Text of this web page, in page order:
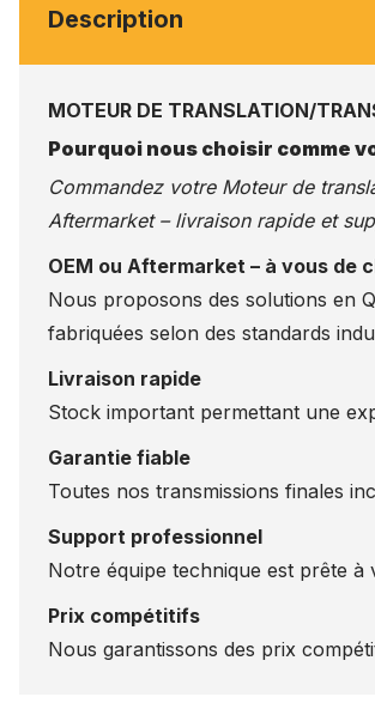
Description
MOTEUR DE TRANSLATION/
Pourquoi nous choisir comme
Commandez votre Moteur de
Aftermarket – livraison rapide et
OEM ou Aftermarket – à vous de
Nous proposons des solutions en
fabriquées selon des standards
Livraison rapide
Stock important permettant une
Garantie fiable
Toutes nos transmissions finales
Support professionnel
Notre équipe technique est prête
Prix compétitifs
Nous garantissons des prix